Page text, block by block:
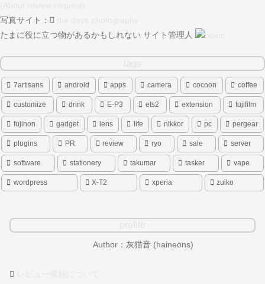
写真サイト：
たまに役に立つ物があるかもしれない サイト管理人
7artisans android apps camera cocoon coffee
customize drink E-P3 ets2 extension fujifilm
fujinon gadget lens life nikkor pc pergear
plugins PR review ryo sale server
software stationery takumar tasker vape
wordpress X-T2 xperia zuiko
Author：灰猫音 (haineons)